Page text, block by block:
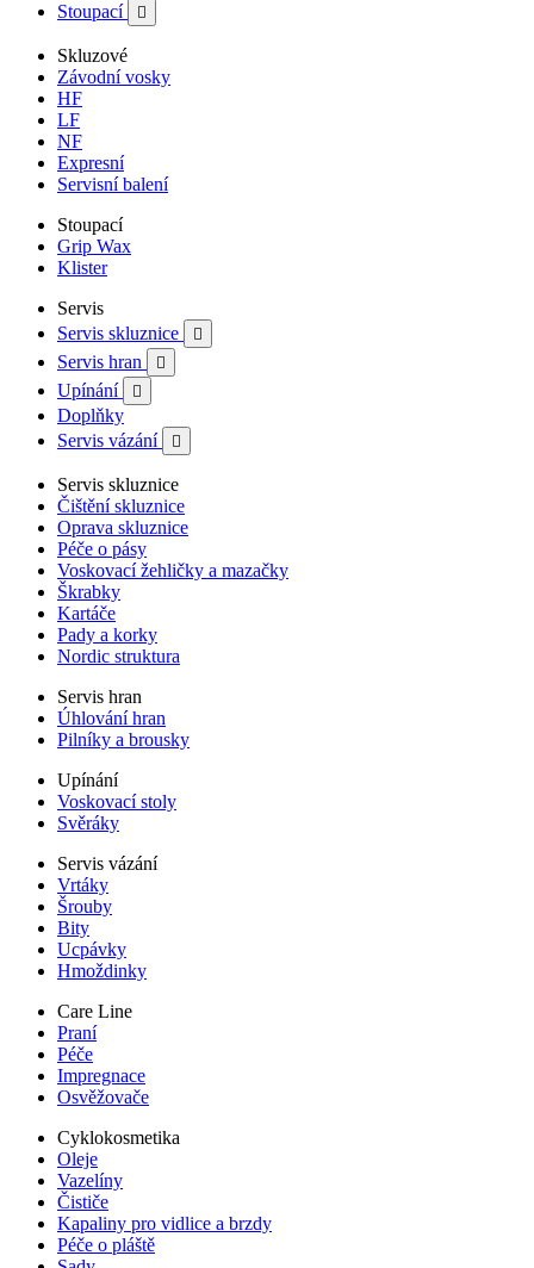
Stoupací 
Skluzové
Závodní vosky
HF
LF
NF
Expresní
Servisní balení
Stoupací
Grip Wax
Klister
Servis
Servis skluznice

Servis hran 
Upínání 
Doplňky
Servis vázání

Servis skluznice
Čištění skluznice
Oprava skluznice
Péče o pásy
Voskovací žehličky a mazačky
Škrabky
Kartáče
Pady a korky
Nordic struktura
Servis hran
Úhlování hran
Pilníky a brousky
Upínání
Voskovací stoly
Svěráky
Servis vázání
Vrtáky
Šrouby
Bity
Ucpávky
Hmoždinky
Care Line
Praní
Péče
Impregnace
Osvěžovače
Cyklokosmetika
Oleje
Vazelíny
Čističe
Kapaliny pro vidlice a brzdy
Péče o pláště